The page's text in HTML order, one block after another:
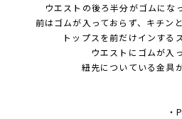
ウエストの後ろ半分がゴムにな
前はゴムが入っておらず、キチン
トップスを前だけインする
ウエストにゴムが入
紐先についている金具
・